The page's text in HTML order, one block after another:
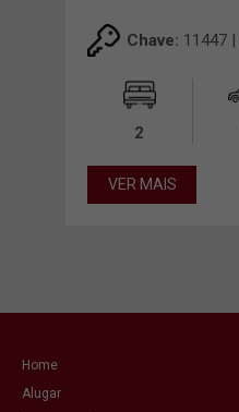
Chave: 11447 |
2
VER MAIS
Home
Alugar